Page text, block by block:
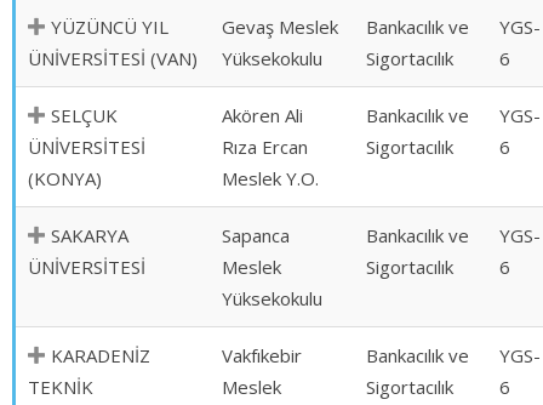
YÜZÜNCÜ YIL
ÜNİVERSİTESİ (VAN)
Gevaş Meslek
Yüksekokulu
Bankacılık ve
Sigortacılık
YGS-
6
SELÇUK
ÜNİVERSİTESİ
(KONYA)
Akören Ali
Rıza Ercan
Meslek Y.O.
Bankacılık ve
Sigortacılık
YGS-
6
SAKARYA
ÜNİVERSİTESİ
Sapanca
Meslek
Yüksekokulu
Bankacılık ve
Sigortacılık
YGS-
6
KARADENİZ
TEKNİK
Vakfıkebir
Meslek
Bankacılık ve
Sigortacılık
YGS-
6